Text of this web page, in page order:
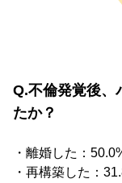
Q.不倫発覚後、
たか？
・離婚した：
・再構築した：